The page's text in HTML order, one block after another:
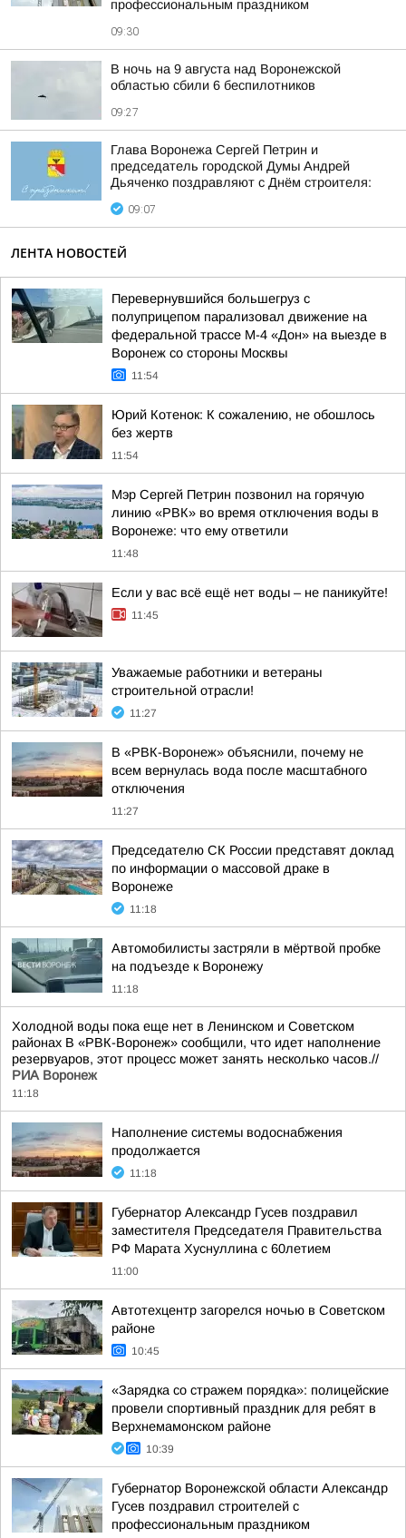
профессиональным праздником
09:30
В ночь на 9 августа над Воронежской
областью сбили 6 беспилотников
09:27
Глава Воронежа Сергей Петрин и
председатель городской Думы Андрей
Дьяченко поздравляют с Днём строителя:
09:07
ЛЕНТА НОВОСТЕЙ
Перевернувшийся большегруз с
полуприцепом парализовал движение на
федеральной трассе М-4 «Дон» на выезде в
Воронеж со стороны Москвы
11:54
Юрий Котенок: К сожалению, не обошлось
без жертв
11:54
Мэр Сергей Петрин позвонил на горячую
линию «РВК» во время отключения воды в
Воронеже: что ему ответили
11:48
Если у вас всё ещё нет воды – не паникуйте!
11:45
Уважаемые работники и ветераны
строительной отрасли!
11:27
В «РВК-Воронеж» объяснили, почему не
всем вернулась вода после масштабного
отключения
11:27
Председателю СК России представят доклад
по информации о массовой драке в
Воронеже
11:18
Автомобилисты застряли в мёртвой пробке
на подъезде к Воронежу
11:18
Холодной воды пока еще нет в Ленинском и Советском
районах В «РВК-Воронеж» сообщили, что идет наполнение
резервуаров, этот процесс может занять несколько часов.//
РИА Воронеж
11:18
Наполнение системы водоснабжения
продолжается
11:18
Губернатор Александр Гусев поздравил
заместителя Председателя Правительства
РФ Марата Хуснуллина с 60летием
11:00
Автотехцентр загорелся ночью в Советском
районе
10:45
«Зарядка со стражем порядка»: полицейские
провели спортивный праздник для ребят в
Верхнемамонском районе
10:39
Губернатор Воронежской области Александр
Гусев поздравил строителей с
профессиональным праздником